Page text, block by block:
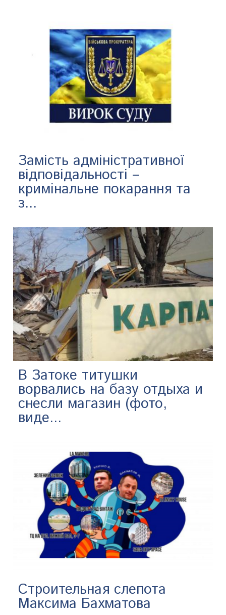
Замість адміністративної
відповідальності –
кримінальне покарання та
з...
В Затоке титушки
ворвались на базу отдыха и
снесли магазин (фото,
виде...
Строительная слепота
Максима Бахматова